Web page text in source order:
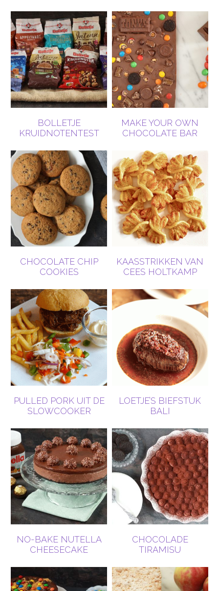
BOLLETJE
KRUIDNOTENTEST
MAKE YOUR OWN
CHOCOLATE BAR
CHOCOLATE CHIP
COOKIES
KAASSTRIKKEN VAN
CEES HOLTKAMP
PULLED PORK UIT DE
SLOWCOOKER
LOETJE’S BIEFSTUK
BALI
NO-BAKE NUTELLA
CHEESECAKE
CHOCOLADE
TIRAMISU